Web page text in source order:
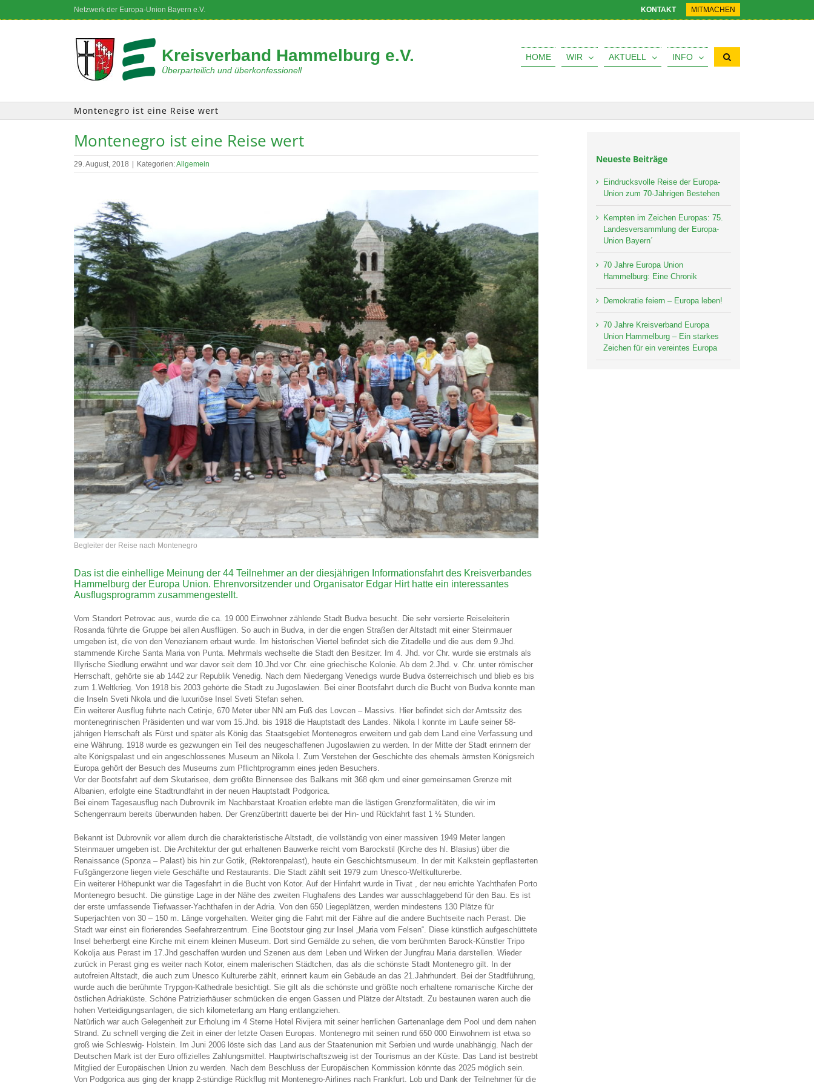
Netzwerk der Europa-Union Bayern e.V. KONTAKT MITMACHEN
Kreisverband Hammelburg e.V.
Überparteilich und überkonfessionell
HOME WIR AKTUELL INFO
Montenegro ist eine Reise wert
Montenegro ist eine Reise wert
29. August, 2018 Kategorien:Allgemein
Begleiter der Reise nach Montenegro
Das ist die einhellige Meinung der 44 Teilnehmer an der diesjährigen Informationsfahrt des Kreisverbandes
Hammelburg der Europa Union. Ehrenvorsitzender und Organisator Edgar Hirt hatte ein interessantes
Ausflugsprogramm zusammengestellt.
Vom Standort Petrovac aus, wurde die ca. 19 000 Einwohner zählende Stadt Budva besucht. Die sehr versierte Reiseleiterin
Rosanda führte die Gruppe bei allen Ausflügen. So auch in Budva, in der die engen Straßen der Altstadt mit einer Steinmauer
umgeben ist, die von den Venezianern erbaut wurde. Im historischen Viertel befindet sich die Zitadelle und die aus dem 9.Jhd.
stammende Kirche Santa Maria von Punta. Mehrmals wechselte die Stadt den Besitzer. Im 4. Jhd. vor Chr. wurde sie erstmals als
Illyrische Siedlung erwähnt und war davor seit dem 10.Jhd.vor Chr. eine griechische Kolonie. Ab dem 2.Jhd. v. Chr. unter römischer
Herrschaft, gehörte sie ab 1442 zur Republik Venedig. Nach dem Niedergang Venedigs wurde Budva österreichisch und blieb es bis
zum 1.Weltkrieg. Von 1918 bis 2003 gehörte die Stadt zu Jugoslawien. Bei einer Bootsfahrt durch die Bucht von Budva konnte man
die Inseln Sveti Nkola und die luxuriöse Insel Sveti Stefan sehen.
Ein weiterer Ausflug führte nach Cetinje, 670 Meter über NN am Fuß des Lovcen – Massivs. Hier befindet sich der Amtssitz des
montenegrinischen Präsidenten und war vom 15.Jhd. bis 1918 die Hauptstadt des Landes. Nikola I konnte im Laufe seiner 58-
jährigen Herrschaft als Fürst und später als König das Staatsgebiet Montenegros erweitern und gab dem Land eine Verfassung und
eine Währung. 1918 wurde es gezwungen ein Teil des neugeschaffenen Jugoslawien zu werden. In der Mitte der Stadt erinnern der
alte Königspalast und ein angeschlossenes Museum an Nikola I. Zum Verstehen der Geschichte des ehemals ärmsten Königsreich
Europa gehört der Besuch des Museums zum Pflichtprogramm eines jeden Besuchers.
Vor der Bootsfahrt auf dem Skutarisee, dem größte Binnensee des Balkans mit 368 qkm und einer gemeinsamen Grenze mit
Albanien, erfolgte eine Stadtrundfahrt in der neuen Hauptstadt Podgorica.
Bei einem Tagesausflug nach Dubrovnik im Nachbarstaat Kroatien erlebte man die lästigen Grenzformalitäten, die wir im
Schengenraum bereits überwunden haben. Der Grenzübertritt dauerte bei der Hin- und Rückfahrt fast 1 ½ Stunden.
Bekannt ist Dubrovnik vor allem durch die charakteristische Altstadt, die vollständig von einer massiven 1949 Meter langen
Steinmauer umgeben ist. Die Architektur der gut erhaltenen Bauwerke reicht vom Barockstil (Kirche des hl. Blasius) über die
Renaissance (Sponza – Palast) bis hin zur Gotik, (Rektorenpalast), heute ein Geschichtsmuseum. In der mit Kalkstein gepflasterten
Fußgängerzone liegen viele Geschäfte und Restaurants. Die Stadt zählt seit 1979 zum Unesco-Weltkulturerbe.
Ein weiterer Höhepunkt war die Tagesfahrt in die Bucht von Kotor. Auf der Hinfahrt wurde in Tivat , der neu errichte Yachthafen Porto
Montenegro besucht. Die günstige Lage in der Nähe des zweiten Flughafens des Landes war ausschlaggebend für den Bau. Es ist
der erste umfassende Tiefwasser-Yachthafen in der Adria. Von den 650 Liegeplätzen, werden mindestens 130 Plätze für
Superjachten von 30 – 150 m. Länge vorgehalten. Weiter ging die Fahrt mit der Fähre auf die andere Buchtseite nach Perast. Die
Stadt war einst ein florierendes Seefahrerzentrum. Eine Bootstour ging zur Insel „Maria vom Felsen“. Diese künstlich aufgeschüttete
Insel beherbergt eine Kirche mit einem kleinen Museum. Dort sind Gemälde zu sehen, die vom berühmten Barock-Künstler Tripo
Kokolja aus Perast im 17.Jhd geschaffen wurden und Szenen aus dem Leben und Wirken der Jungfrau Maria darstellen. Wieder
zurück in Perast ging es weiter nach Kotor, einem malerischen Städtchen, das als die schönste Stadt Montenegro gilt. In der
autofreien Altstadt, die auch zum Unesco Kulturerbe zählt, erinnert kaum ein Gebäude an das 21.Jahrhundert. Bei der Stadtführung,
wurde auch die berühmte Trypgon-Kathedrale besichtigt. Sie gilt als die schönste und größte noch erhaltene romanische Kirche der
östlichen Adriaküste. Schöne Patrizierhäuser schmücken die engen Gassen und Plätze der Altstadt. Zu bestaunen waren auch die
hohen Verteidigungsanlagen, die sich kilometerlang am Hang entlangziehen.
Natürlich war auch Gelegenheit zur Erholung im 4 Sterne Hotel Rivijera mit seiner herrlichen Gartenanlage dem Pool und dem nahen
Strand. Zu schnell verging die Zeit in einer der letzte Oasen Europas. Montenegro mit seinen rund 650 000 Einwohnern ist etwa so
groß wie Schleswig- Holstein. Im Juni 2006 löste sich das Land aus der Staatenunion mit Serbien und wurde unabhängig. Nach der
Deutschen Mark ist der Euro offizielles Zahlungsmittel. Hauptwirtschaftszweig ist der Tourismus an der Küste. Das Land ist bestrebt
Mitglied der Europäischen Union zu werden. Nach dem Beschluss der Europäischen Kommission könnte das 2025 möglich sein.
Von Podgorica aus ging der knapp 2-stündige Rückflug mit Montenegro-Airlines nach Frankfurt. Lob und Dank der Teilnehmer für die
Neueste Beiträge
Eindrucksvolle Reise der Europa-
Union zum 70-Jährigen Bestehen
Kempten im Zeichen Europas: 75.
Landesversammlung der Europa-
Union Bayern´
70 Jahre Europa Union
Hammelburg: Eine Chronik
Demokratie feiern – Europa leben!
70 Jahre Kreisverband Europa
Union Hammelburg – Ein starkes
Zeichen für ein vereintes Europa